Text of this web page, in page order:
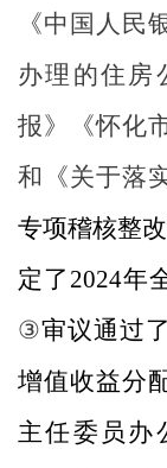
《中国人民
办理的住房
报》《怀化
和《关于落
专项稽核整
定了 2024年
③审议通过了
增值收益分
主任委员 办